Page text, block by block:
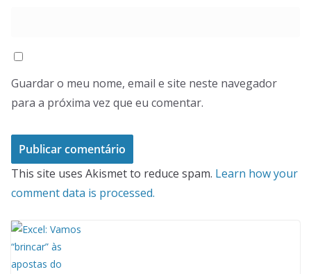
Guardar o meu nome, email e site neste navegador
para a próxima vez que eu comentar.
This site uses Akismet to reduce spam. Learn how your
comment data is processed.